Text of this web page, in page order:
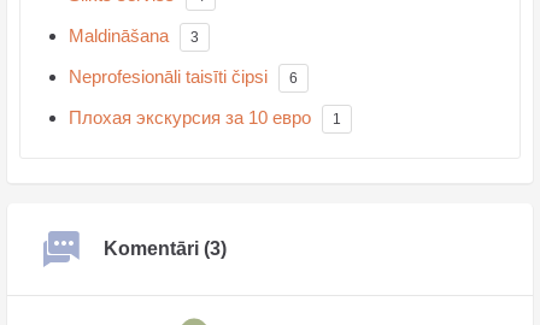
Maldināšana 3
Neprofesionāli taisīti čipsi 6
Плохая экскурсия за 10 евро 1
Komentāri (3)